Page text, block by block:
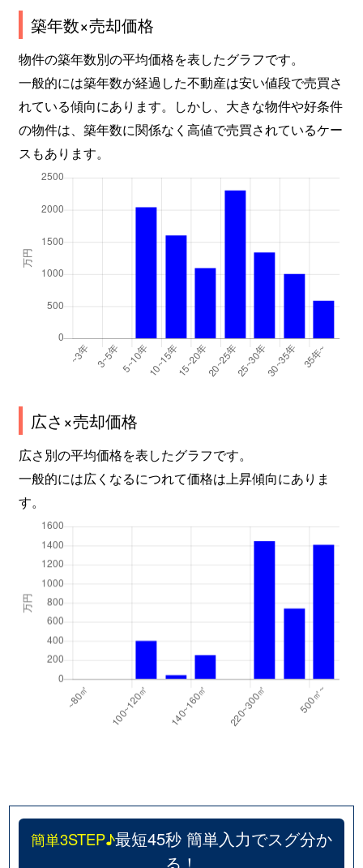
築年数×売却価格
物件の築年数別の平均価格を表したグラフです。
一般的には築年数が経過した不動産は安い値段で売買さ
れている傾向にあります。しかし、大きな物件や好条件
の物件は、築年数に関係なく高値で売買されているケー
スもあります。
広さ×売却価格
広さ別の平均価格を表したグラフです。
一般的には広くなるにつれて価格は上昇傾向にありま
す。
簡単3STEP♪最短45秒 簡単入力でスグ分か
る！